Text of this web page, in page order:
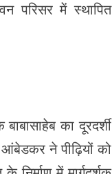
परिसर में स्थापित
का दूरदर्शी
आंबेडकर ने पीढ़ियों को